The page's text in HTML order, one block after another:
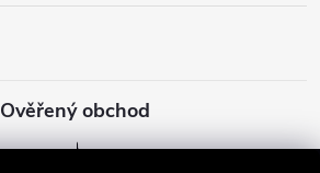
Ověřený obchod